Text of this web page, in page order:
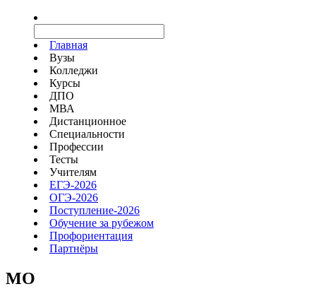
Главная
Вузы
Колледжи
Курсы
ДПО
МВА
Дистанционное
Специальности
Профессии
Тесты
Учителям
ЕГЭ-2026
ОГЭ-2026
Поступление-2026
Обучение за рубежом
Профориентация
Партнёры
MO